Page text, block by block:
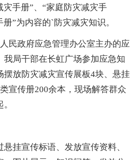
灾手册”、“家庭防灾减灾手
”为内容的`防灾减灾知识。
政府应急管理办公室主办的应
我局干部在长虹广场参加应急知
摆放防灾减灾宣传展板4块、悬挂
宣传册200余本，现场解答群众
挂宣传标语、发放宣传资料、